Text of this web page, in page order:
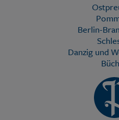
Berlin-
Danzig und